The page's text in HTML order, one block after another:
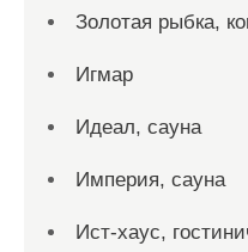
Золотая рыбка,
Игмар
Идеал, сауна
Империя, сауна
Ист-хаус,